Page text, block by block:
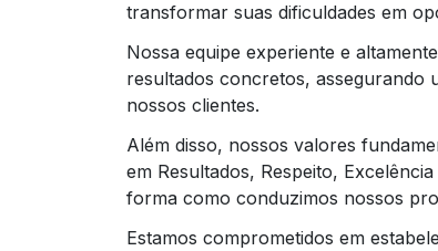
transformar suas dificuldades em
Nossa equipe experiente e
resultados concretos, assegurando
nossos clientes.
Além disso, nossos valores
em Resultados, Respeito,
forma como conduzimos nossos
Estamos comprometidos em